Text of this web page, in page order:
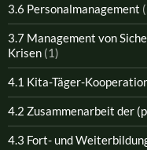
3.6 Personalmanagement
3.7 Management von
Krisen (1)
4.1 Kita-Täger-
4.2 Zusammenarbeit der
4.3 Fort- und